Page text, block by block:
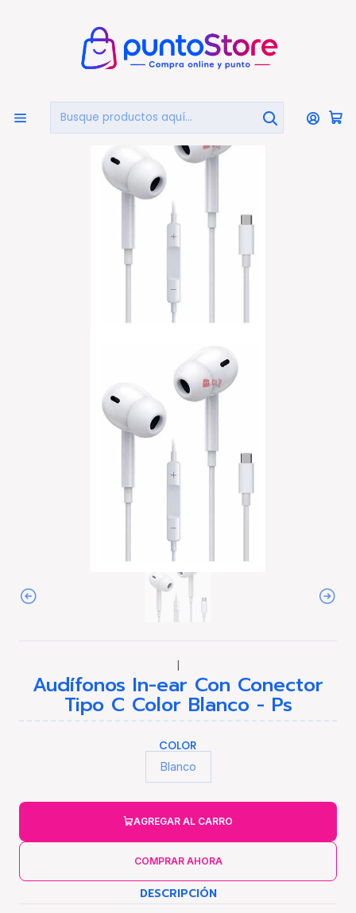
AUDIO Y VIDEO AUDIFONOS
Audífonos Con Cable
Audífonos In-ear Con Conector Tipo C Color Blanco - Ps
|
Audífonos In-ear Con Conector
Tipo C Color Blanco - Ps
COLOR
Blanco
AGREGAR AL CARRO
COMPRAR AHORA
DESCRIPCIÓN